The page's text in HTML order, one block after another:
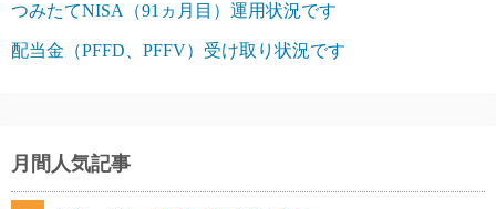
つみたてNISA（91ヵ月目）運用状況です
配当金（PFFD、PFFV）受け取り状況です
月間人気記事